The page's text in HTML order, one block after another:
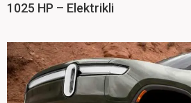
1025 HP – Elektrikli